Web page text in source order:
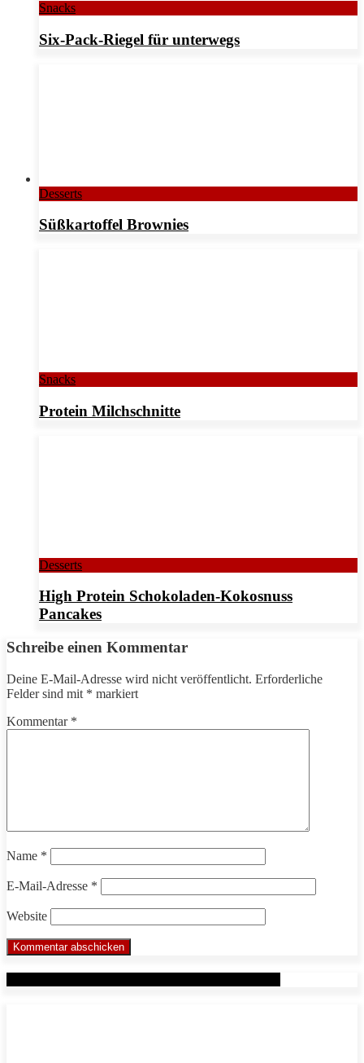
Snacks
Six-Pack-Riegel für unterwegs
Desserts
Süßkartoffel Brownies
Snacks
Protein Milchschnitte
Desserts
High Protein Schokoladen-Kokosnuss
Pancakes
Schreibe einen Kommentar
Deine E-Mail-Adresse wird nicht veröffentlicht. Erforderliche
Felder sind mit * markiert
Kommentar *
Name *
E-Mail-Adresse *
Website